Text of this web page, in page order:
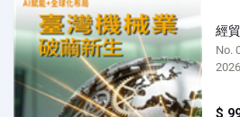
經
No.